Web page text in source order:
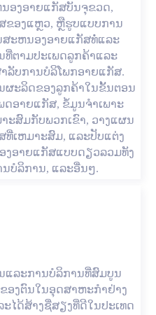
ອງອາຍແກັສບັນຈຸຂວດ,
ຂອງແຫຼວ, ຫຼືຮູບແບບການ
ະຫນອງອາຍແກັສທໍ່ແລະ
ຕາມປະເພດລູກຄ້າແລະ
ລັບການບໍລິໂພກອາຍແກັສ.
ຜະລິດຂອງລູກຄ້າໃນຂັ້ນຕອນ
ດອາຍແກັສ, ຂໍ້ມູນຈໍາເພາະ
ະສົມກັບພວກເຂົາ, ວາງແຜນ
ເຫມາະສົມ, ແລະປັບແຕ່ງ
ອາຍແກັສແບບດຽວລວມທັງ
ບໍລິການ, ແລະອື່ນໆ.
ແລະການບໍລິການທີ່ສົມບູນ
ອງຕົນໃນອຸດສາຫະກໍາຢ່າງ
ໄດ້ສ້າງຊື່ສຽງທີ່ດີໃນປະເທດ